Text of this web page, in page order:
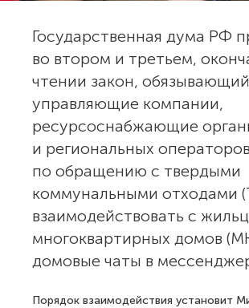
Государственная дума РФ
во втором и третьем,
чтении закон, обязывающий
управляющие компании,
ресурсоснабжающие
и региональных операторов
по обращению с твердыми
коммунальными отходами
взаимодействовать с
многоквартирных домов
домовые чаты в
Порядок взаимодействия установит